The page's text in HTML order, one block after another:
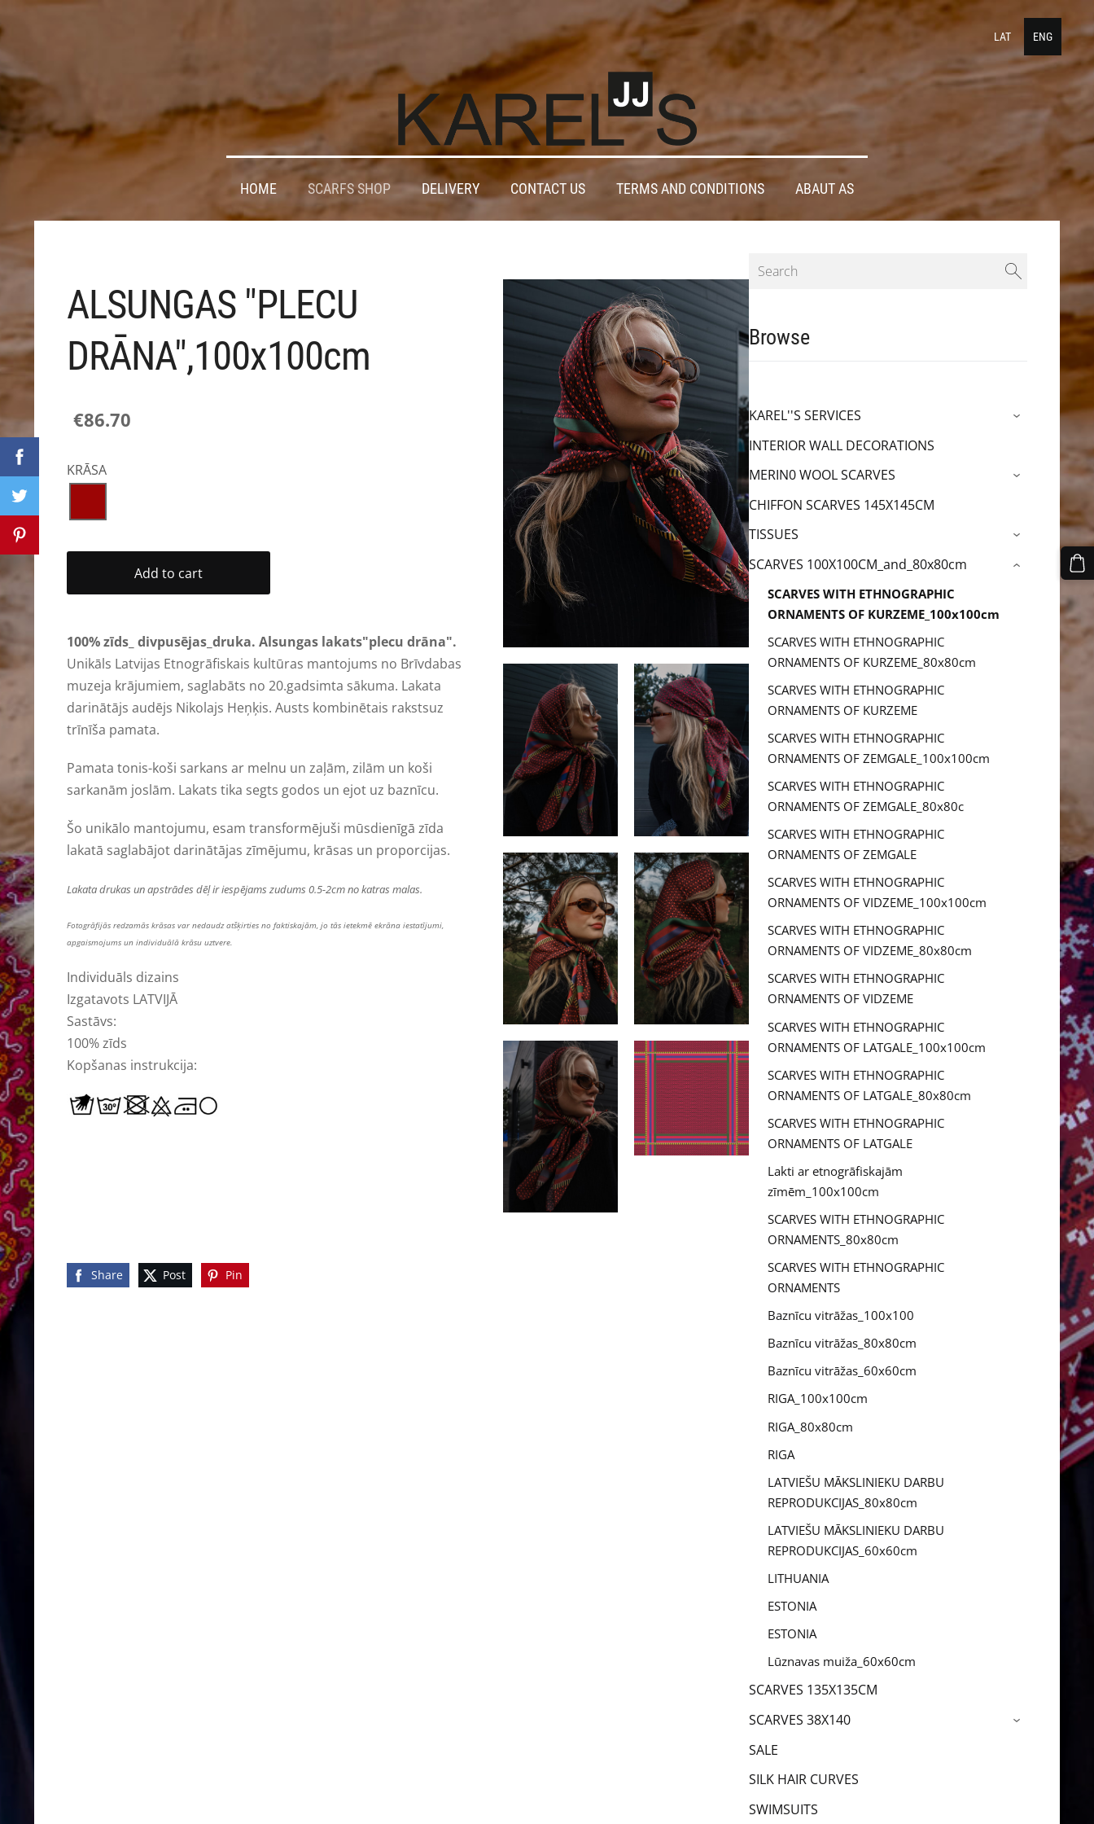
LAT ENG
HOME SCARFS SHOP DELIVERY CONTACT US TERMS AND CONDITIONS ABAUT AS
Browse
KAREL''S SERVICES ›
INTERIOR WALL DECORATIONS
MERIN0 WOOL SCARVES
›
CHIFFON SCARVES 145X145CM
TISSUES
›
SCARVES 100X100CM_and_80x80cm
SCARVES WITH ETHNOGRAPHIC
ORNAMENTS OF KURZEME_100x100cm
SCARVES WITH ETHNOGRAPHIC
ORNAMENTS OF KURZEME_80x80cm
SCARVES WITH ETHNOGRAPHIC
ORNAMENTS OF KURZEME
SCARVES WITH ETHNOGRAPHIC
ORNAMENTS OF ZEMGALE_100x100cm
SCARVES WITH ETHNOGRAPHIC
ORNAMENTS OF ZEMGALE_80x80c
SCARVES WITH ETHNOGRAPHIC
ORNAMENTS OF ZEMGALE
SCARVES WITH ETHNOGRAPHIC
ORNAMENTS OF VIDZEME_100x100cm
SCARVES WITH ETHNOGRAPHIC
ORNAMENTS OF VIDZEME_80x80cm
SCARVES WITH ETHNOGRAPHIC
ORNAMENTS OF VIDZEME
SCARVES WITH ETHNOGRAPHIC
ORNAMENTS OF LATGALE_100x100cm
SCARVES WITH ETHNOGRAPHIC
ORNAMENTS OF LATGALE_80x80cm
SCARVES WITH ETHNOGRAPHIC
ORNAMENTS OF LATGALE
Lakti ar etnogrāfiskajām
zīmēm_100x100cm
SCARVES WITH ETHNOGRAPHIC
ORNAMENTS_80x80cm
SCARVES WITH ETHNOGRAPHIC
ORNAMENTS
Baznīcu vitrāžas_100x100
Baznīcu vitrāžas_80x80cm
Baznīcu vitrāžas_60x60cm
RIGA_100x100cm
RIGA_80x80cm
RIGA
LATVIEŠU MĀKSLINIEKU DARBU
REPRODUKCIJAS_80x80cm
LATVIEŠU MĀKSLINIEKU DARBU
REPRODUKCIJAS_60x60cm
LITHUANIA
ESTONIA
ESTONIA
Lūznavas muiža_60x60cm
›
SCARVES 135X135CM
SCARVES 38X140
›
SALE
SILK HAIR CURVES
SWIMSUITS
ALSUNGAS "PLECU
DRĀNA",100x100cm
€86.70
KRĀSA
Add to cart
100% zīds_ divpusējas_druka. Alsungas lakats"plecu drāna".
Unikāls Latvijas Etnogrāfiskais kultūras mantojums no Brīvdabas
muzeja krājumiem, saglabāts no 20.gadsimta sākuma. Lakata
darinātājs audējs Nikolajs Heņķis. Austs kombinētais rakstsuz
trīnīša pamata.
Pamata tonis-koši sarkans ar melnu un zaļām, zilām un koši
sarkanām joslām. Lakats tika segts godos un ejot uz baznīcu.
Šo unikālo mantojumu, esam transformējuši mūsdienīgā zīda
lakatā saglabājot darinātājas zīmējumu, krāsas un proporcijas.
Lakata drukas un apstrādes dēļ ir iespējams zudums 0.5-2cm no katras malas.
Fotogrāfijās redzamās krāsas var nedaudz atšķirties no faktiskajām, jo tās ietekmē ekrāna iestatījumi,
apgaismojums un individuālā krāsu uztvere.
Individuāls dizains
Izgatavots LATVIJĀ
Sastāvs:
100% zīds
Kopšanas instrukcija:
Share Post Pin